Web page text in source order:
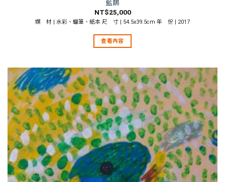
藍鵲
NT$25,000
媒 材 | 水彩、蠟筆、紙本 尺 寸 | 54.5x39.5cm 年 份 | 2017
查看內容